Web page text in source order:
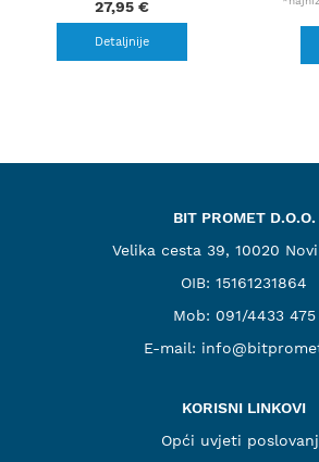
27,95 €
Detaljnije
BIT PROMET D.O.O.
Velika cesta 39, 10020
OIB: 15161231864
Mob: 091/4433 475
E-mail:
KORISNI LINKOVI
Opći uvjeti